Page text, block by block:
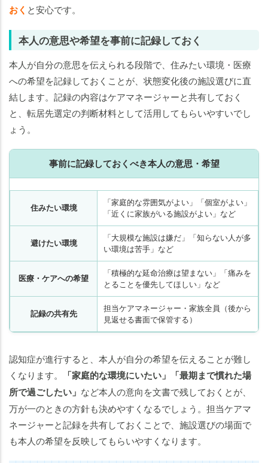
おく と安心です。
本人の意思や希望を事前に記録しておく
本人が自分の意思を伝えられる段階で、住みたい環境・医療
への希望を記録しておくことが、状態変化後の施設選びに直
結します。記録の内容はケアマネージャーと共有しておく
と、転居先選定の判断材料として活用してもらいやすいでし
ょう。
事前に記録しておくべき本人の意思・希望
住みたい環境
「家庭的な雰囲気がよい」「個室がよい」
「近くに家族がいる施設がよい」など
避けたい環境
「大規模な施設は嫌だ」「知らない人が多
い環境は苦手」など
医療・ケアへの希望
「積極的な延命治療は望まない」「痛みを
とることを優先してほしい」など
記録の共有先
担当ケアマネージャー・家族全員（後から
見返せる書面で保管する）
認知症が進行すると、本人が自分の希望を伝えることが難し
くなります。
「家庭的な環境にいたい」「最期まで慣れた場
所で過ごしたい」 など本人の意向を文書で残しておくとが、
万が一のときの方針も決めやすくなるでしょう。担当ケアマ
ネージャーと記録を共有しておくことで、施設選びの場面で
も本人の希望を反映してもらいやすくなります。